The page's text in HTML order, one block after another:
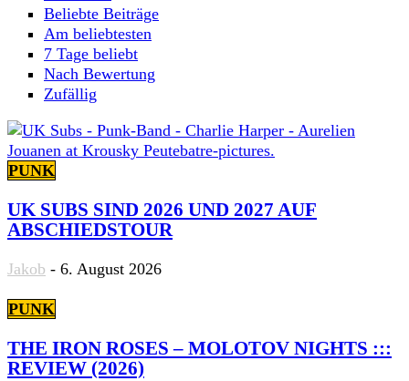
Beliebte Beiträge
Am beliebtesten
7 Tage beliebt
Nach Bewertung
Zufällig
PUNK
UK SUBS SIND 2026 UND 2027 AUF
ABSCHIEDSTOUR
Jakob - 6. August 2026
PUNK
THE IRON ROSES – MOLOTOV NIGHTS :::
REVIEW (2026)